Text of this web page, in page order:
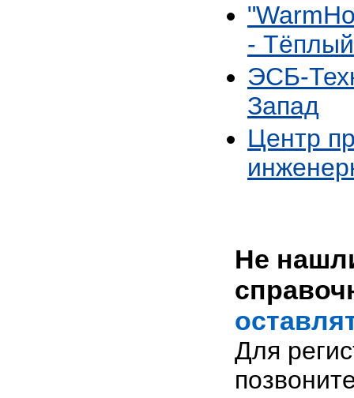
-
ЭСБ-
Запад
Центр
Не
Для